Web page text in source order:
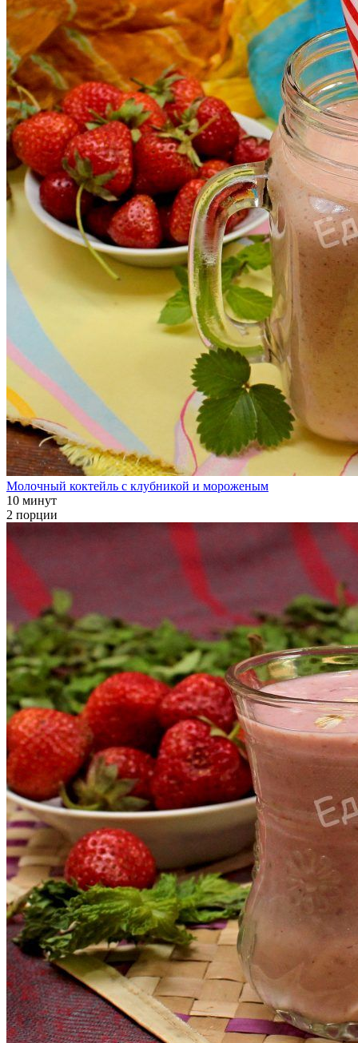
Молочный коктейль с клубникой и мороженым
10 минут
2 порции